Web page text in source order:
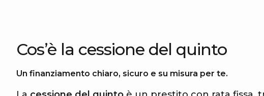
Cos’è la cessione del quinto
Un finanziamento chiaro, sicuro e su misura per te.